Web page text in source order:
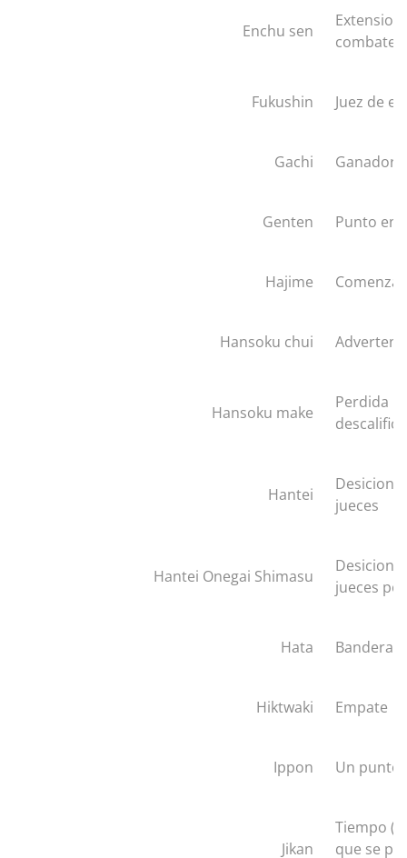
Enchu sen
Extension
combate
Fukushin Juez de
Gachi Ganador,
Genten Punto en
Hajime Comenzar
Hansoku chui
Hansoku make
Perdida
Hantei
Desicion
jueces
Hantei Onegai Shimasu
Desicion
jueces
Hata Bandera
Hiktwaki Empate
Ippon Un punto
Jikan
Tiempo
que se